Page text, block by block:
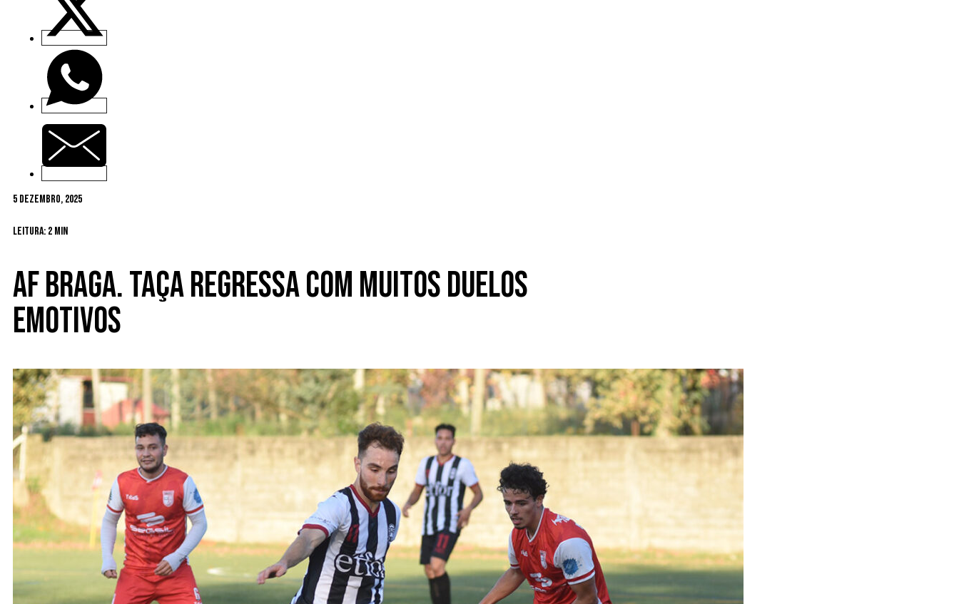
5 Dezembro, 2025
Leitura: 2 min
AF Braga. Taça regressa com muitos duelos
emotivos